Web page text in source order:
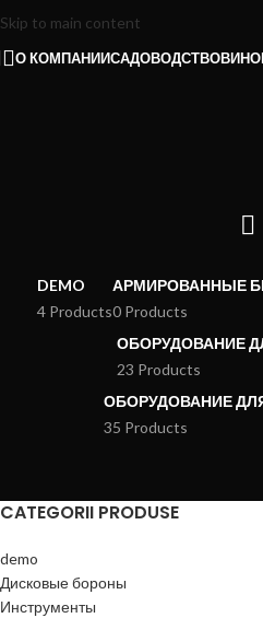
Skip to main content
О КОМПАНИИСАДОВОДСТВО
DEMO
4 Products
АРМИРОВАННЫЕ
0 Products
ОБОРУДОВАНИЕ
23 Products
ОБОРУДОВАНИЕ
35 Products
CATEGORII PRODUSE
demo
Дисковые бороны
Инструменты